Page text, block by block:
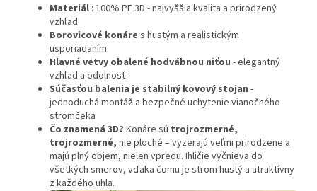
Materiál : 100% PE 3D - najvyššia kvalita a prirodzený
vzhľad
Borovicové konáre s hustým a realistickým
usporiadaním
Hlavné vetvy obalené hodvábnou niťou - elegantný
vzhľad a odolnosť
Súčasťou balenia je stabilný kovový stojan -
jednoduchá montáž a bezpečné uchytenie vianočného
stromčeka
Čo znamená 3D? Konáre sú trojrozmerné,
trojrozmerné, nie ploché – vyzerajú veľmi prirodzene a
majú plný objem, nielen vpredu. Ihličie vyčnieva do
všetkých smerov, vďaka čomu je strom hustý a atraktívny
z každého uhla.